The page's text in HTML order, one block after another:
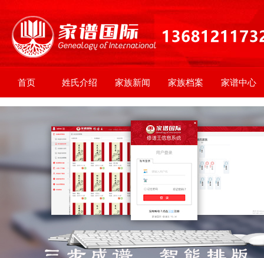
首页 姓氏介绍 家族新闻 家族档案 家谱中心